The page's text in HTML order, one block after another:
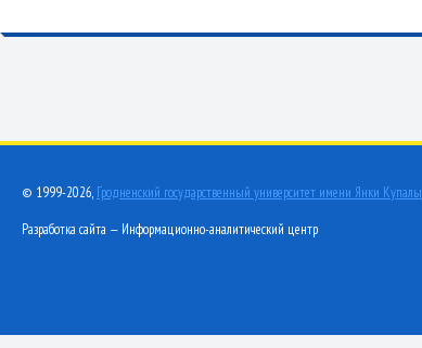
© 1999-2026, Гродненский государственный университет имени Янки Купалы
Разработка сайта — Информационно-аналитический центр